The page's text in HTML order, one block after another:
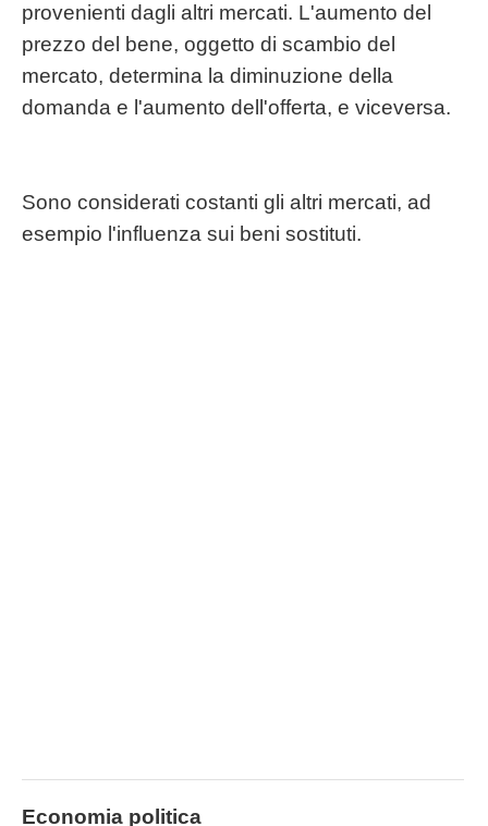
provenienti dagli altri mercati. L'aumento del
prezzo del bene, oggetto di scambio del
mercato, determina la diminuzione della
domanda e l'aumento dell'offerta, e viceversa.
Sono considerati costanti gli altri mercati, ad
esempio l'influenza sui beni sostituti.
Economia politica